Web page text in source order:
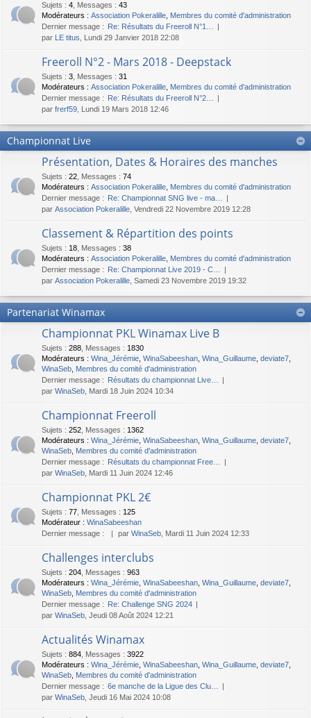
Sujets : 4 Messages : 43
Modérateurs : Association Pokeralille Membres du comité d'administration
Dernier message : Re: Résultats du Freeroll N°1…
par LE titus , Lundi 29 Janvier 2018 22:08
Freeroll N°2 - Mars 2018 - Deepstack
Sujets : 3 Messages : 31
Modérateurs : Association Pokeralille Membres du comité d'administration
Dernier message : Re: Résultats du Freeroll N°2…
par frerf59 , Lundi 19 Mars 2018 12:46
Championnat Live
Présentation, Dates & Horaires des manches
Sujets : 22 Messages : 74
Modérateurs : Association Pokeralille Membres du comité d'administration
Dernier message : Re: Championnat SNG live - ma…
par Association Pokeralille , Vendredi 22 Novembre 2019 12:28
Classement & Répartition des points
Sujets : 18 Messages : 38
Modérateurs : Association Pokeralille Membres du comité d'administration
Dernier message : Re: Championnat Live 2019 - C…
par Association Pokeralille , Samedi 23 Novembre 2019 19:32
Partenariat Winamax
Championnat PKL Winamax Live B
Sujets : 288 Messages : 1830
Modérateurs : Wina_Jérémie WinaSabeeshan Wina_Guillaume deviate7
WinaSeb Membres du comité d'administration
Dernier message : Résultats du championnat Live…
par WinaSeb , Mardi 18 Juin 2024 10:34
Championnat Freeroll
Sujets : 252 Messages : 1362
Modérateurs : Wina_Jérémie WinaSabeeshan Wina_Guillaume deviate7
WinaSeb Membres du comité d'administration
Dernier message : Résultats du championnat Free…
par WinaSeb , Mardi 11 Juin 2024 12:46
Championnat PKL 2€
Sujets : 77 Messages : 125
Modérateur : WinaSabeeshan
Dernier message :
par WinaSeb , Mardi 11 Juin 2024 12:33
Challenges interclubs
Sujets : 204 Messages : 963
Modérateurs : Wina_Jérémie WinaSabeeshan Wina_Guillaume deviate7
WinaSeb Membres du comité d'administration
Dernier message : Re: Challenge SNG 2024
par WinaSeb , Jeudi 08 Août 2024 12:21
Actualités Winamax
Sujets : 884 Messages : 3922
Modérateurs : Wina_Jérémie WinaSabeeshan Wina_Guillaume deviate7
WinaSeb Membres du comité d'administration
Dernier message : 6e manche de la Ligue des Clu…
par WinaSeb , Jeudi 16 Mai 2024 10:08